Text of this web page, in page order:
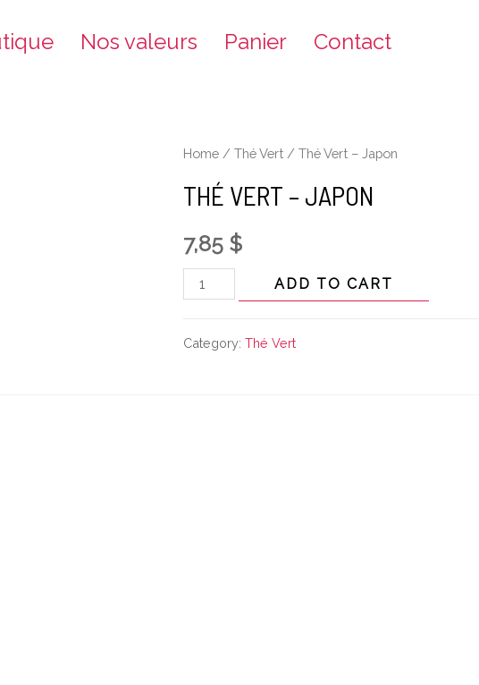
Nos valeurs Panier Contact
Home/ Thé Vert/ Thé Vert – Japon
THÉ VERT – JAPON
7,85 $
ADD TO CART
Category: Thé Vert